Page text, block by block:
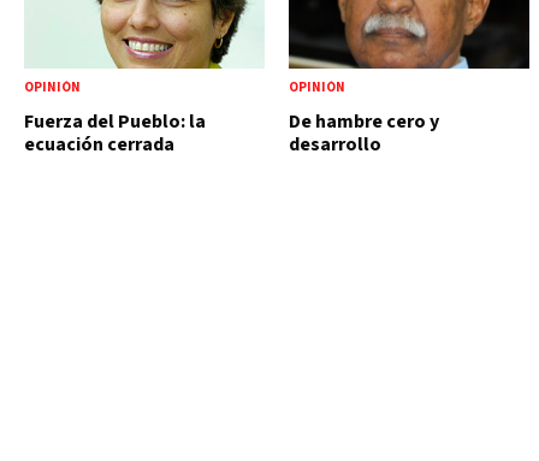
OPINIÓN
Fuerza del Pueblo: la
ecuación cerrada
OPINIÓN
De hambre cero y
desarrollo